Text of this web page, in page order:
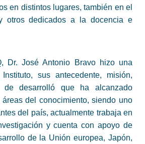
en distintos lugares, también en el
otros dedicados a la docencia e
Dr. José Antonio Bravo hizo una
sus antecedente, misión,
desarrolló que ha alcanzado
del conocimiento, siendo uno
del país, actualmente trabaja en
y cuenta con apoyo de
de la Unión europea, Japón,